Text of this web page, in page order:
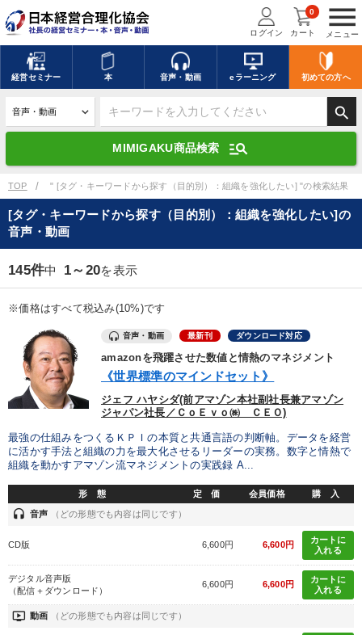
menu
メニュー
ログイン カート
0
経営セミナー 本 音声・動画 eラーニング 初めての方へ
search
MIMIGAKU商品検索 manage_search
キーワードを入力して探す
デジタル版対応のみ検索結果に表示する
search 上記の条件で検索
mic 講演収録物を探す
全国経営者セミナー講演収録物（全1315タイトル）からお探しいただけ
ます
優秀各社の智恵と戦略 事業家のロマンと経営
若手異才経営者の発想 専門家のアドバイス
リーダーの器量を学ぶ
テーマ
経済・景気・相場予測
組織・採用・スキル 【3月】音声・映像 企業戦略に学ぶ
2026年春季全国経営者セミナー収録講演ＣＤ・講演ＤＶＤ・デジ
タル版（音声／動画ストリーミング・ダウンロード）
TOP " [タグ・キーワードから探す（目的別）：組織を強化したい] "の検索結果
[タグ・キーワードから探す（目的別）：組織を強化したい]の
音声・動画
145件中 1～20を表示
※価格はすべて税込み(10%)です
音声・動画 最新刊 ダウンロード対応
amazonを飛躍させた数値と情熱のマネジメント
《世界標準のマインドセット》
ジェフ ハヤシダ(前アマゾン本社副社長兼アマゾン
ジャパン社長／ＣｏＥｖｏ㈱ ＣＥＯ)
最強の仕組みをつくるＫＰＩの本質と共通言語の判断軸。データを経営
に活かす手法と組織の力を最大化させるリーダーの実務。数字と情熱で
組織を動かすアマゾン流マネジメントの実践録 A...
形 態 定 価 会員価格 購 入
headset 音声 （どの形態でも内容は同じです）
CD版 6,600円 6,600円
カートに
入れる
デジタル音声版
（配信＋ダウンロード）
6,600円 6,600円
カートに
入れる
ondemand_video 動画 （どの形態でも内容は同じです）